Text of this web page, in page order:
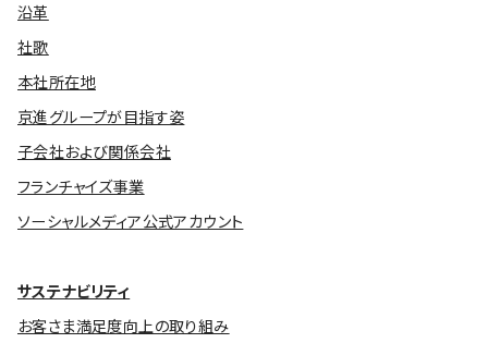
沿革
社歌
本社所在地
京進グループが目指す姿
子会社および関係会社
フランチャイズ事業
ソーシャルメディア公式アカウント
サステナビリティ
お客さま満足度向上の取り組み